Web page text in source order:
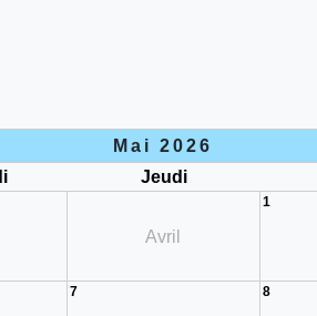
Mai 2026
Jeudi
Avril
1
7 8